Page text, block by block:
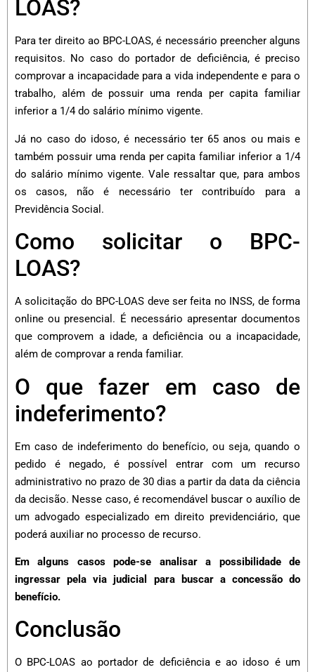
LOAS?
Para ter direito ao BPC-LOAS, é necessário preencher alguns
requisitos. No caso do portador de deficiência, é preciso
comprovar a incapacidade para a vida independente e para o
trabalho, além de possuir uma renda per capita familiar
inferior a 1/4 do salário mínimo vigente.
Já no caso do idoso, é necessário ter 65 anos ou mais e
também possuir uma renda per capita familiar inferior a 1/4
do salário mínimo vigente. Vale ressaltar que, para ambos
os casos, não é necessário ter contribuído para a
Previdência Social.
Como solicitar o BPC-
LOAS?
A solicitação do BPC-LOAS deve ser feita no INSS, de forma
online ou presencial. É necessário apresentar documentos
que comprovem a idade, a deficiência ou a incapacidade,
além de comprovar a renda familiar.
O que fazer em caso de
indeferimento?
Em caso de indeferimento do benefício, ou seja, quando o
pedido é negado, é possível entrar com um recurso
administrativo no prazo de 30 dias a partir da data da ciência
da decisão. Nesse caso, é recomendável buscar o auxílio de
um advogado especializado em direito previdenciário, que
poderá auxiliar no processo de recurso.
Em alguns casos pode-se analisar a possibilidade de
ingressar pela via judicial para buscar a concessão do
benefício.
Conclusão
O BPC-LOAS ao portador de deficiência e ao idoso é um